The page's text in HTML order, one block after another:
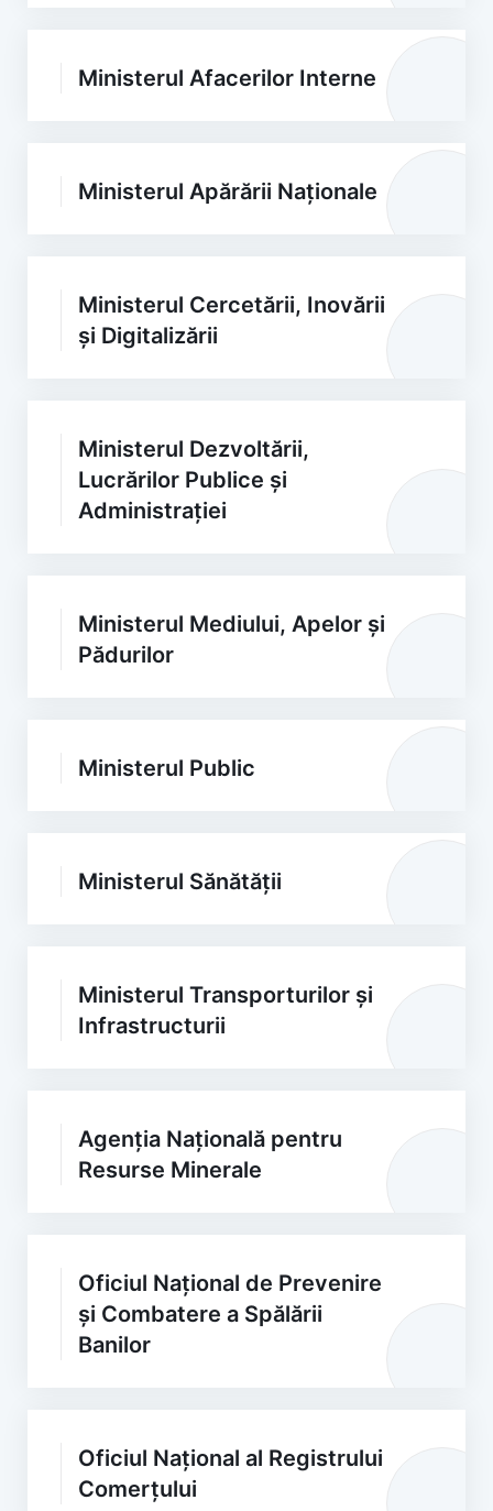
Ministerul Afacerilor Interne
Ministerul Apărării Naționale
Ministerul Cercetării, Inovării
și Digitalizării
Ministerul Dezvoltării,
Lucrărilor Publice și
Administrației
Ministerul Mediului, Apelor și
Pădurilor
Ministerul Public
Ministerul Sănătății
Ministerul Transporturilor și
Infrastructurii
Agenția Națională pentru
Resurse Minerale
Oficiul Național de Prevenire
și Combatere a Spălării
Banilor
Oficiul Național al Registrului
Comerțului